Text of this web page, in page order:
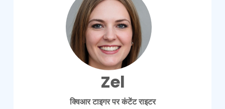
Zel
क्विआर टाइगर पर कंटेंट राइटर